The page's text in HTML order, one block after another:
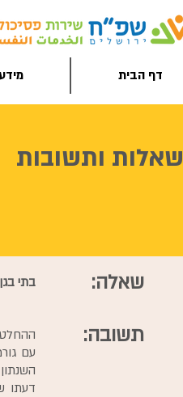
דף הבית
שאלות ותשובות
בתי שאלה:
עם
דעתו
תשובה: